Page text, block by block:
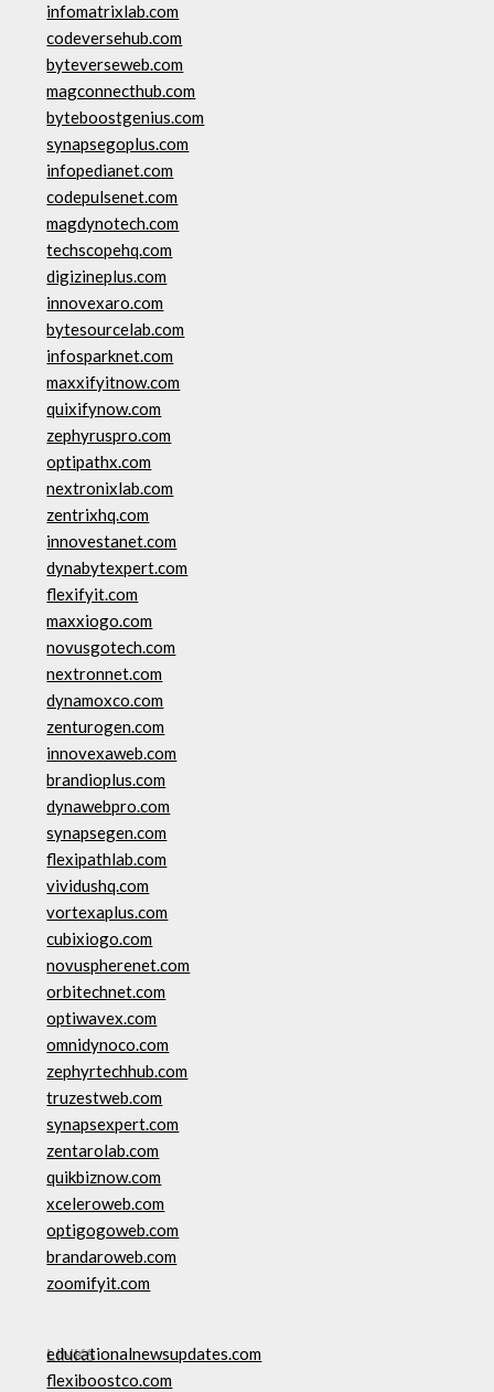
infomatrixlab.com
codeversehub.com
byteverseweb.com
magconnecthub.com
byteboostgenius.com
synapsegoplus.com
infopedianet.com
codepulsenet.com
magdynotech.com
techscopehq.com
digizineplus.com
innovexaro.com
bytesourcelab.com
infosparknet.com
maxxifyitnow.com
quixifynow.com
zephyruspro.com
optipathx.com
nextronixlab.com
zentrixhq.com
innovestanet.com
dynabytexpert.com
flexifyit.com
maxxiogo.com
novusgotech.com
nextronnet.com
dynamoxco.com
zenturogen.com
innovexaweb.com
brandioplus.com
dynawebpro.com
synapsegen.com
flexipathlab.com
vividushq.com
vortexaplus.com
cubixiogo.com
novuspherenet.com
orbitechnet.com
optiwavex.com
omnidynoco.com
zephyrtechhub.com
truzestweb.com
synapsexpert.com
zentarolab.com
quikbiznow.com
xceleroweb.com
optigogoweb.com
brandaroweb.com
zoomifyit.com
LINKS
educationalnewsupdates.com
flexiboostco.com